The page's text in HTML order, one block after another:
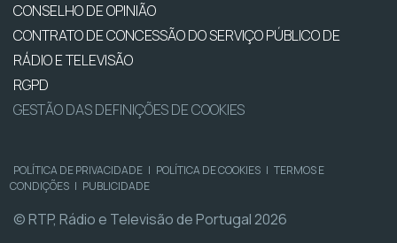
CONSELHO DE OPINIÃO
CONTRATO DE CONCESSÃO DO SERVIÇO PÚBLICO DE
RÁDIO E TELEVISÃO
RGPD
GESTÃO DAS DEFINIÇÕES DE COOKIES
POLÍTICA DE PRIVACIDADE | POLÍTICA DE COOKIES | TERMOS E
CONDIÇÕES | PUBLICIDADE
© RTP, Rádio e Televisão de Portugal 2026